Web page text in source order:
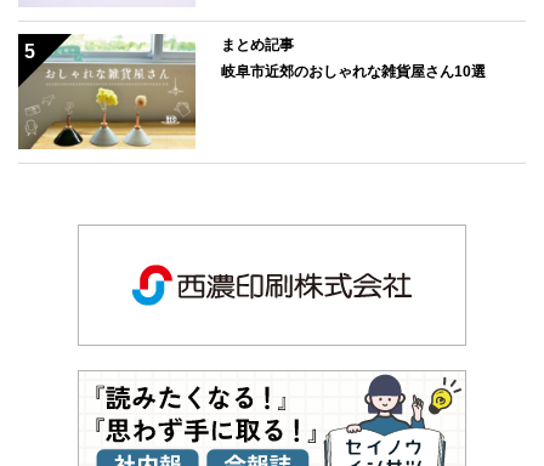
まとめ記事
岐阜市近郊のおしゃれな雑貨屋さん10選